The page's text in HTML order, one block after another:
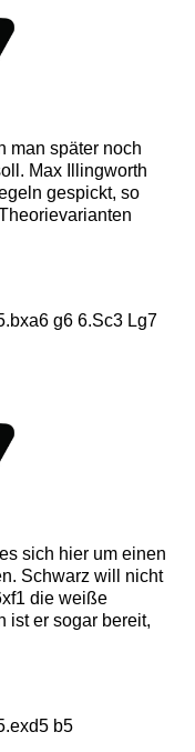
man später noch
Max Illingworth
gespickt, so
g6 6.Sc3 Lg7
sich hier um einen
Schwarz will nicht
die weiße
ist er sogar bereit,
b5